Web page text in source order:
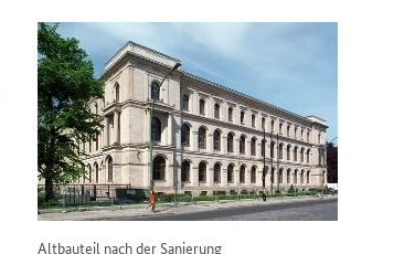
Altbauteil nach der Sanierung